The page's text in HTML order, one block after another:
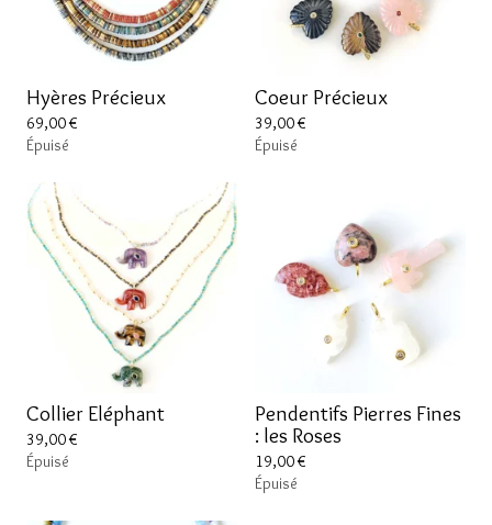
Hyères Précieux
69,00€
Épuisé
Coeur Précieux
39,00€
Épuisé
Collier Eléphant
39,00€
Épuisé
Pendentifs Pierres Fines
: les Roses
19,00€
Épuisé